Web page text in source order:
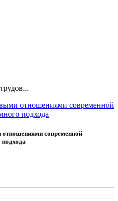
отношениями современной
подхода
отношениями современной
подхода